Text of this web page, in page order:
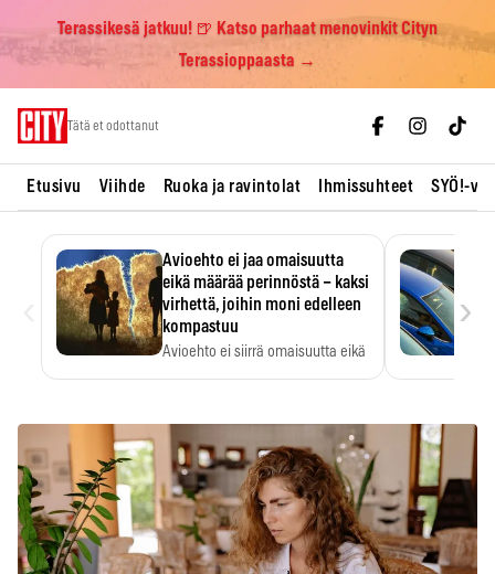
Terassikesä jatkuu! 🍺 Katso parhaat menovinkit Cityn
Terassioppaasta →
Tätä et odottanut
Etusivu Viihde Ruoka ja ravintolat Ihmissuhteet SYÖ!-
Avioehto ei jaa omaisuutta
eikä määrää perinnöstä – kaksi
virhettä, joihin moni edelleen
kompastuu
Avioehto ei siirrä omaisuutta eikä
›